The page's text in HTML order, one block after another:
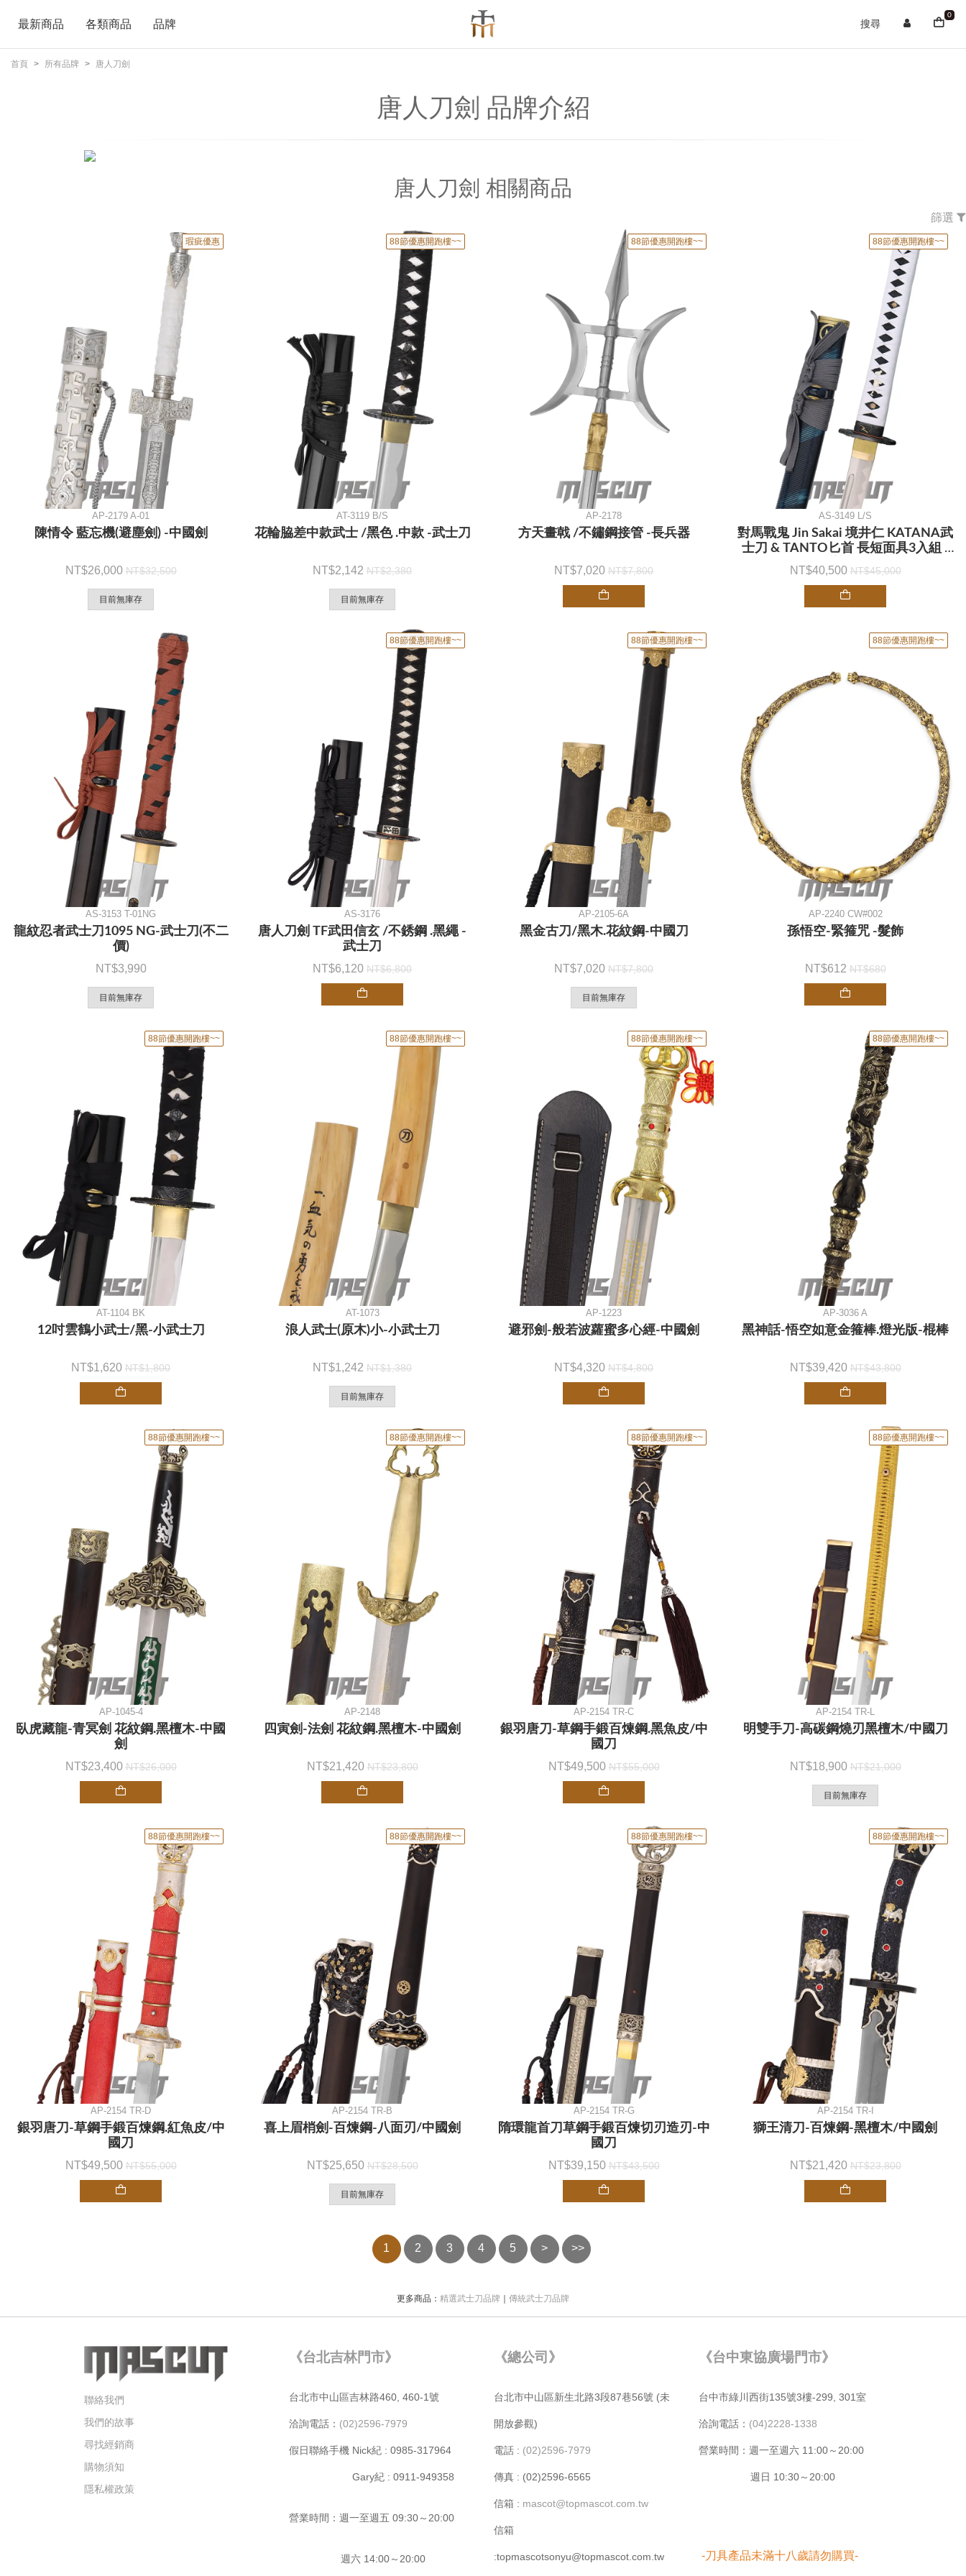
最新商品 各類商品 品牌 搜尋
0
首頁 所有品牌 唐人刀劍
唐人刀劍 品牌介紹
唐人刀劍 相關商品
篩選
瑕疵優惠
AP-2179 A-01
陳情令 藍忘機(避塵劍) -中國劍
26,000 32,500
目前無庫存
88節優惠開跑樓~~
AT-3119 B/S
花輪脇差中款武士 /黑色 .中款 -武士刀
2,142 2,380
目前無庫存
88節優惠開跑樓~~
AP-2178
方天畫戟 /不鏽鋼接管 -長兵器
7,020 7,800
88節優惠開跑樓~~
AS-3149 L/S
對馬戰鬼 Jin Sakai 境井仁 KATANA武
士刀 & TANTO匕首 長短面具3入組 -
動漫刀
40,500 45,000
AS-3153 T-01NG
龍紋忍者武士刀1095 NG-武士刀(不二
價)
3,990
目前無庫存
88節優惠開跑樓~~
AS-3176
唐人刀劍 TF武田信玄 /不銹鋼 .黑繩 -
武士刀
6,120 6,800
88節優惠開跑樓~~
AP-2105-6A
黑金古刀/黑木.花紋鋼-中國刀
7,020 7,800
目前無庫存
88節優惠開跑樓~~
AP-2240 CW#002
孫悟空-緊箍咒 -髮飾
612 680
88節優惠開跑樓~~
AT-1104 BK
12吋雲鶴小武士/黑-小武士刀
1,620 1,800
88節優惠開跑樓~~
AT-1073
浪人武士(原木)小-小武士刀
1,242 1,380
目前無庫存
88節優惠開跑樓~~
AP-1223
避邪劍-般若波蘿蜜多心經-中國劍
4,320 4,800
88節優惠開跑樓~~
AP-3036 A
黑神話-悟空如意金箍棒.燈光版-棍棒
39,420 43,800
88節優惠開跑樓~~
AP-1045-4
臥虎藏龍-青冥劍 花紋鋼.黑檀木-中國
劍
23,400 26,000
88節優惠開跑樓~~
AP-2148
四寅劍-法劍 花紋鋼.黑檀木-中國劍
21,420 23,800
88節優惠開跑樓~~
AP-2154 TR-C
銀羽唐刀-草鋼手鍛百煉鋼.黑魚皮/中
國刀
49,500 55,000
88節優惠開跑樓~~
AP-2154 TR-L
明雙手刀-高碳鋼燒刃黑檀木/中國刀
18,900 21,000
目前無庫存
88節優惠開跑樓~~
AP-2154 TR-D
銀羽唐刀-草鋼手鍛百煉鋼.紅魚皮/中
國刀
49,500 55,000
88節優惠開跑樓~~
AP-2154 TR-B
喜上眉梢劍-百煉鋼-八面刃/中國劍
25,650 28,500
目前無庫存
88節優惠開跑樓~~
AP-2154 TR-G
隋環龍首刀草鋼手鍛百煉切刃造刃-中
國刀
39,150 43,500
88節優惠開跑樓~~
AP-2154 TR-I
獅王清刀-百煉鋼-黑檀木/中國劍
21,420 23,800
1 2 3 4 5 > >>
更多商品： 精選武士刀品牌 ｜ 傳統武士刀品牌
聯絡我們
我們的故事
尋找經銷商
購物須知
隱私權政策
《台北吉林門市》
台北市中⼭區吉林路460, 460-1號
洽詢電話： (02)2596-7979
假日聯絡手機 Nick紀 : 0985-317964
Gary紀 : 0911-949358
營業時間：週⼀⾄週五 09:30～20:00
週六 14:00～20:00
《總公司》
台北市中⼭區新⽣北路3段87巷56號 (未
開放參觀)
電話 : (02)2596-7979
傳真 : (02)2596-6565
信箱 : mascot@topmascot.com.tw
信箱
:topmascotsonyu@topmascot.com.tw
《台中東協廣場門市》
台中市綠川⻄街135號3樓-299, 301室
洽詢電話： (04)2228-1338
營業時間：週⼀⾄週六 11:00～20:00
週日 10:30～20:00
-刀具產品未滿十八歲請勿購買-